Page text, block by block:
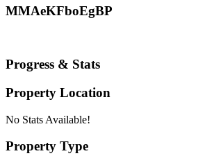
MMAeKFboEgBP
Progress & Stats
Property Location
No Stats Available!
Property Type